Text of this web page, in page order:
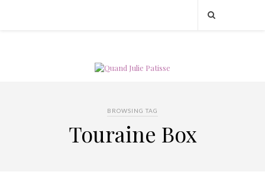
BROWSING TAG
Touraine Box